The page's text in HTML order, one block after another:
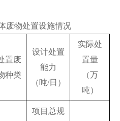
废物处置设施情况
置废
种类
设计处置
能力
（吨/日）
实际处
置量
（万
吨）
项目总规